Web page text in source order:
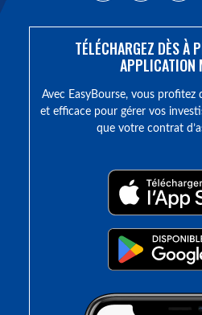
TÉLÉCHARGEZ DÈS À
APPLICATION
Avec EasyBourse, vous profitez
et efficace pour gérer vos
que votre contrat